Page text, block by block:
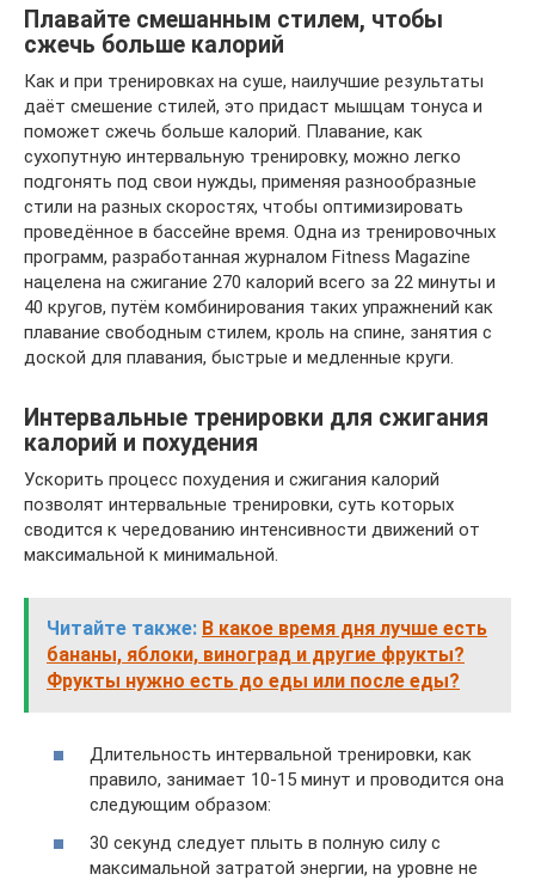
Плавайте смешанным стилем, чтобы
сжечь больше калорий
Как и при тренировках на суше, наилучшие результаты
даёт смешение стилей, это придаст мышцам тонуса и
поможет сжечь больше калорий. Плавание, как
сухопутную интервальную тренировку, можно легко
подгонять под свои нужды, применяя разнообразные
стили на разных скоростях, чтобы оптимизировать
проведённое в бассейне время. Одна из тренировочных
программ, разработанная журналом Fitness Magazine
нацелена на сжигание 270 калорий всего за 22 минуты и
40 кругов, путём комбинирования таких упражнений как
плавание свободным стилем, кроль на спине, занятия с
доской для плавания, быстрые и медленные круги.
Интервальные тренировки для сжигания
калорий и похудения
Ускорить процесс похудения и сжигания калорий
позволят интервальные тренировки, суть которых
сводится к чередованию интенсивности движений от
максимальной к минимальной.
Читайте также: В какое время дня лучше есть
бананы, яблоки, виноград и другие фрукты?
Фрукты нужно есть до еды или после еды?
Длительность интервальной тренировки, как
правило, занимает 10-15 минут и проводится она
следующим образом:
30 секунд следует плыть в полную силу с
максимальной затратой энергии, на уровне не